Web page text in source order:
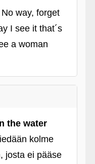
way, forget
I see it that´s
a woman
the water
kolme
josta ei pääse